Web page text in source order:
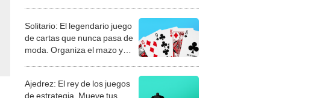
Solitario: El legendario juego
de cartas que nunca pasa de
moda. Organiza el mazo y
demuestra tu habilidad.
Ajedrez: El rey de los juegos
de estrategia. Mueve tus
piezas, anticipa al rival y